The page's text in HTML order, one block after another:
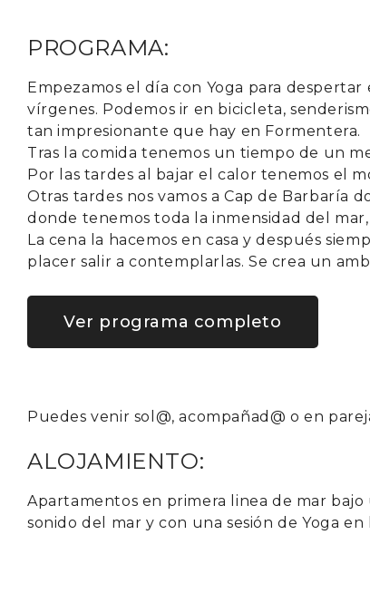
PROGRAMA:
Empezamos el día con Yoga para
vírgenes. Podemos ir en bicicleta,
tan impresionante que hay en Formentera.
Tras la comida tenemos un tiempo de un
Por las tardes al bajar el calor tenemos el
Otras tardes nos vamos a Cap de Barbaría
donde tenemos toda la inmensidad del
La cena la hacemos en casa y después
placer salir a contemplarlas. Se crea un
Ver programa completo
Puedes venir sol@, acompañad@ o en
ALOJAMIENTO:
Apartamentos en primera linea de mar
sonido del mar y con una sesión de Yoga